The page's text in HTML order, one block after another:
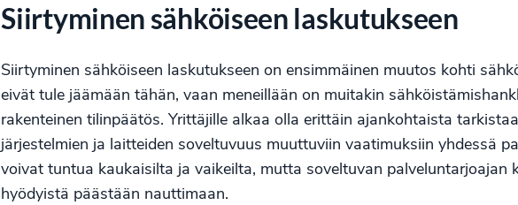
Siirtyminen sähköiseen laskutukseen
Siirtyminen sähköiseen laskutukseen on ensimmäinen muutos kohti
eivät tule jäämään tähän, vaan meneillään on muitakin
rakenteinen tilinpäätös. Yrittäjille alkaa olla erittäin ajankohtaista
järjestelmien ja laitteiden soveltuvuus muuttuviin vaatimuksiin yhdessä
voivat tuntua kaukaisilta ja vaikeilta, mutta soveltuvan palveluntarjoajan
hyödyistä päästään nauttimaan.